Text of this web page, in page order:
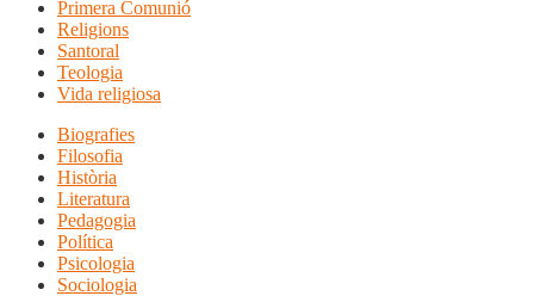
Primera Comunió
Religions
Santoral
Teologia
Vida religiosa
Biografies
Filosofia
Història
Literatura
Pedagogia
Política
Psicologia
Sociologia